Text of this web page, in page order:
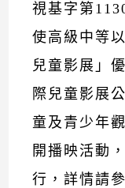
視基字第
使高級中等
兒童影展」
際兒童影展
童及青少年
開播映活動
行，詳情請